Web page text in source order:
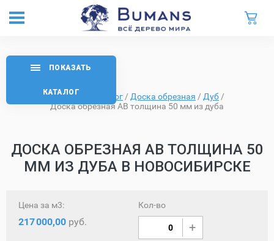
Главная Каталог / Доска обрезная / Дуб /
Доска обрезная AB толщина 50 мм из дуба
ДОСКА ОБРЕЗНАЯ AB ТОЛЩИНА 50
ММ ИЗ ДУБА В НОВОСИБИРСКЕ
ПОКАЗАТЬ
КАТАЛОГ
Цена за м3:
217000,00 руб.
Кол-во